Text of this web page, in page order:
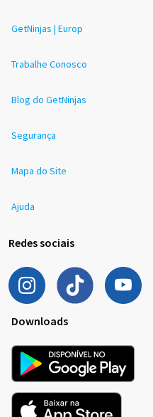
GetNinjas | Europ
Trabalhe Conosco
Blog do GetNinjas
Segurança
Mapa do Site
Ajuda
Redes sociais
Downloads